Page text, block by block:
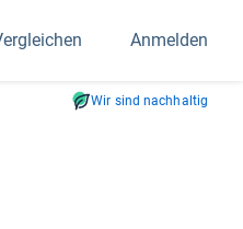
Anmelden
Wir sind nachhaltig